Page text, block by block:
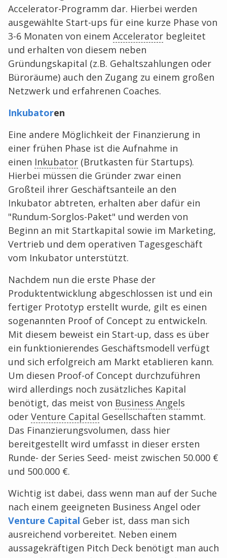
Accelerator-Programm dar. Hierbei werden
ausgewählte Start-ups für eine kurze Phase von
3-6 Monaten von einem Accelerator begleitet
und erhalten von diesem neben
Gründungskapital (z.B. Gehaltszahlungen oder
Büroräume) auch den Zugang zu einem großen
Netzwerk und erfahrenen Coaches.
Inkubatoren
Eine andere Möglichkeit der Finanzierung in
einer frühen Phase ist die Aufnahme in
einen Inkubator (Brutkasten für Startups).
Hierbei müssen die Gründer zwar einen
Großteil ihrer Geschäftsanteile an den
Inkubator abtreten, erhalten aber dafür ein
"Rundum-Sorglos-Paket" und werden von
Beginn an mit Startkapital sowie im Marketing,
Vertrieb und dem operativen Tagesgeschäft
vom Inkubator unterstützt.
Nachdem nun die erste Phase der
Produktentwicklung abgeschlossen ist und ein
fertiger Prototyp erstellt wurde, gilt es einen
sogenannten Proof of Concept zu entwickeln.
Mit diesem beweist ein Start-up, dass es über
ein funktionierendes Geschäftsmodell verfügt
und sich erfolgreich am Markt etablieren kann.
Um diesen Proof-of Concept durchzuführen
wird allerdings noch zusätzliches Kapital
benötigt, das meist von Business Angels
oder Venture Capital Gesellschaften stammt.
Das Finanzierungsvolumen, dass hier
bereitgestellt wird umfasst in dieser ersten
Runde- der Series Seed- meist zwischen 50.000 €
und 500.000 €.
Wichtig ist dabei, dass wenn man auf der Suche
nach einem geeigneten Business Angel oder
Venture Capital Geber ist, dass man sich
ausreichend vorbereitet. Neben einem
aussagekräftigen Pitch Deck benötigt man auch